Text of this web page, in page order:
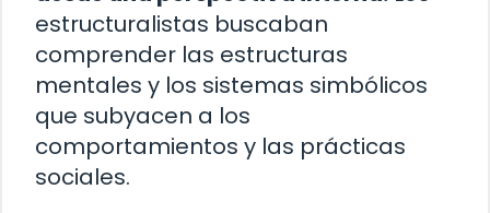
estructuralistas buscaban
comprender las estructuras
mentales y los sistemas simbólicos
que subyacen a los
comportamientos y las prácticas
sociales.